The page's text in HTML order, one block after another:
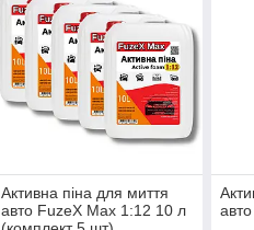
Активна піна для миття
авто FuzeX Max 1:12 10 л